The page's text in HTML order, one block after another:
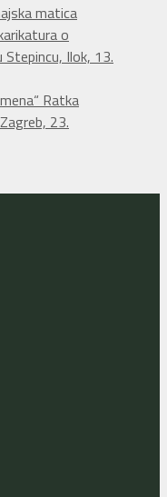
matica
o
Stepincu, Ilok, 13.
Ratka
23.